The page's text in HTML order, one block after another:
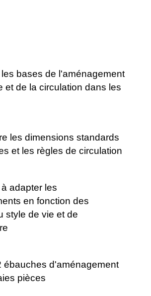
bases de l'aménagement
et de la circulation dans les
les dimensions standards
et les règles de circulation
adapter les
en fonction des
style de vie et de
ébauches d'aménagement
pièces